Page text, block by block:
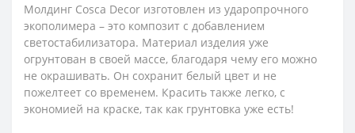
Молдинг Cosca Decor изготовлен из ударопрочного
экополимера – это композит с добавлением
светостабилизатора. Материал изделия уже
огрунтован в своей массе, благодаря чему его можно
не окрашивать. Он сохранит белый цвет и не
пожелтеет со временем. Красить также легко, с
экономией на краске, так как грунтовка уже есть!